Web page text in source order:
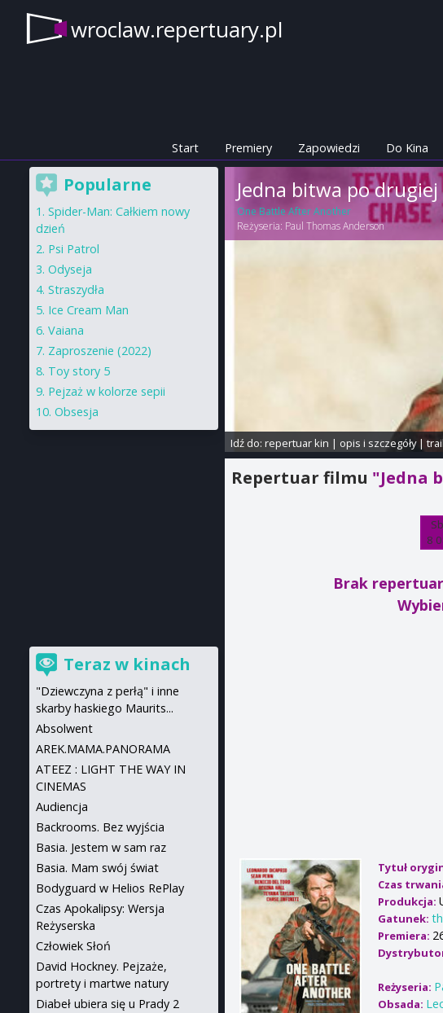
wroclaw.repertuary.pl
Start Premiery Zapowiedzi Do Kina
Jedna bitwa po drugiej
One Battle After Another
Reżyseria: Paul Thomas Anderson
Idź do: repertuar kin | opis i szczegóły|
Repertuar filmu "Jedna
Sb
8
Brak
Tytuł
Czas
Produkcja:
Gatunek:
Premiera:
Reżyseria:
Obsada:
Popularne
Spider-Man: Całkiem nowy
dzień
Psi Patrol
Odyseja
Straszydła
Ice Cream Man
Vaiana
Zaproszenie (2022)
Toy story 5
Pejzaż w kolorze sepii
Obsesja
Teraz w kinach
"Dziewczyna z perłą" i inne
skarby haskiego Maurits...
Absolwent
AREK.MAMA.PANORAMA
ATEEZ : LIGHT THE WAY IN
CINEMAS
Audiencja
Backrooms. Bez wyjścia
Basia. Jestem w sam raz
Basia. Mam swój świat
Bodyguard w Helios RePlay
Czas Apokalipsy: Wersja
Reżyserska
Człowiek Słoń
David Hockney. Pejzaże,
portrety i martwe natury
Diabeł ubiera się u Prady 2